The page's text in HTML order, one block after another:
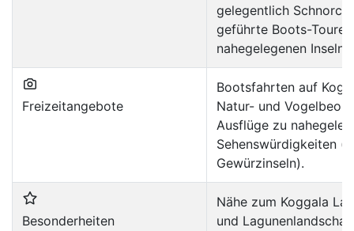
gelegentlich
geführte Boots-
nahegelegenen Inseln.
Freizeitangebote
Bootsfahrten auf
Natur- und
Ausflüge zu
Sehenswürdigkeiten
Gewürzinseln).
Besonderheiten
Nähe zum Koggala
und